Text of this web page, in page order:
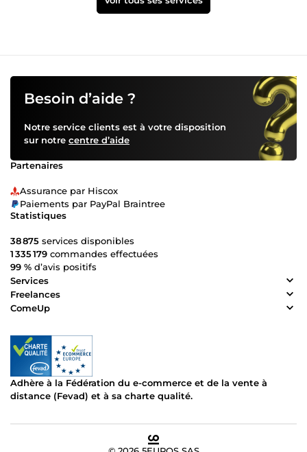
Besoin d’aide ?
Notre service clients est à votre disposition
sur notre centre d’aide
Partenaires
Assurance par Hiscox
Paiements par PayPal Braintree
Statistiques
38 875 services disponibles
1 335 179 commandes effectuées
99 % d’avis positifs
Services
Freelances
ComeUp
Adhère à la Fédération du e-commerce et de la vente à
distance (Fevad) et à sa charte qualité.